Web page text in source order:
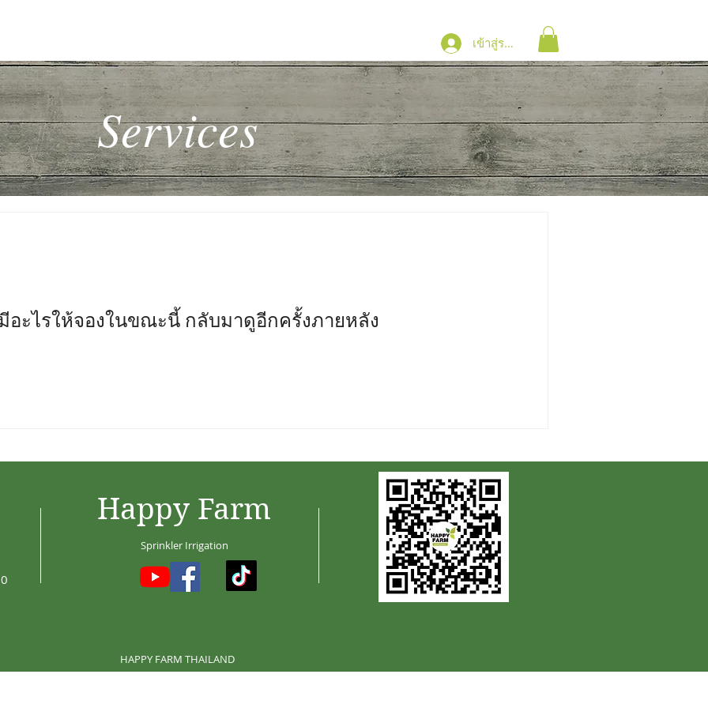
เข้าสู่ระบบ
Services
อะไรให้จองในขณะนี้ กลับมาดูอีกครั้งภายหลัง
Happy Farm
Sprinkler Irrigation
HAPPY FARM THAILAND